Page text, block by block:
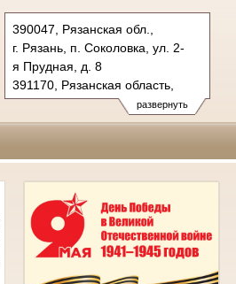
развернуть
390047, Рязанская обл.,
г. Рязань, п. Соколовка, ул. 2-
я Прудная, д. 8
391170, Рязанская область,
рп. Старожилово,
ул. Советская, д. 7
riazansky.riz@sudrf.ru